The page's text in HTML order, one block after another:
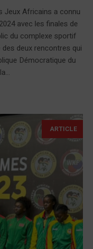
Jeux Africains a connu
avec les finales de
du complexe sportif
deux rencontres qui
Démocratique du
ARTICLE